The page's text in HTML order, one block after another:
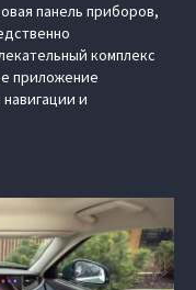
панель приборов,
комплекс
приложение
навигации и